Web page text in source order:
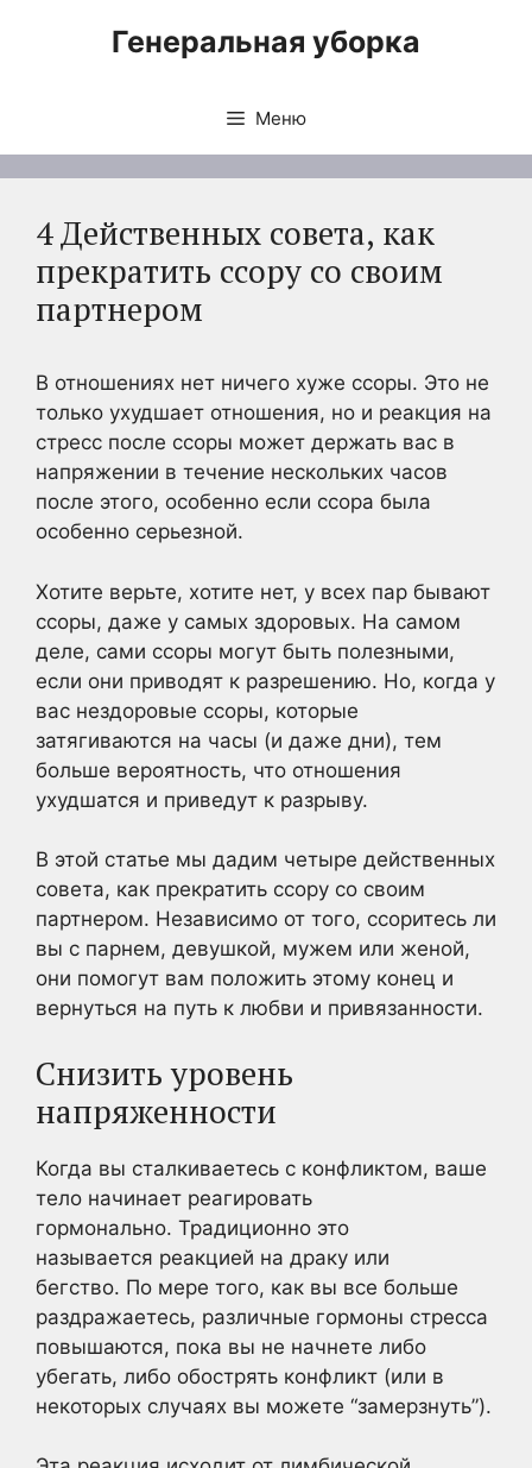
Генеральная уборка
Меню
4 Действенных совета, как
прекратить ссору со своим
партнером
В отношениях нет ничего хуже ссоры. Это не
только ухудшает отношения, но и реакция на
стресс после ссоры может держать вас в
напряжении в течение нескольких часов
после этого, особенно если ссора была
особенно серьезной.
Хотите верьте, хотите нет, у всех пар бывают
ссоры, даже у самых здоровых. На самом
деле, сами ссоры могут быть полезными,
если они приводят к разрешению. Но, когда у
вас нездоровые ссоры, которые
затягиваются на часы (и даже дни), тем
больше вероятность, что отношения
ухудшатся и приведут к разрыву.
В этой статье мы дадим четыре действенных
совета, как прекратить ссору со своим
партнером. Независимо от того, ссоритесь ли
вы с парнем, девушкой, мужем или женой,
они помогут вам положить этому конец и
вернуться на путь к любви и привязанности.
Снизить уровень
напряженности
Когда вы сталкиваетесь с конфликтом, ваше
тело начинает реагировать
гормонально. Традиционно это
называется реакцией на драку или
бегство. По мере того, как вы все больше
раздражаетесь, различные гормоны стресса
повышаются, пока вы не начнете либо
убегать, либо обострять конфликт (или в
некоторых случаях вы можете “замерзнуть”).